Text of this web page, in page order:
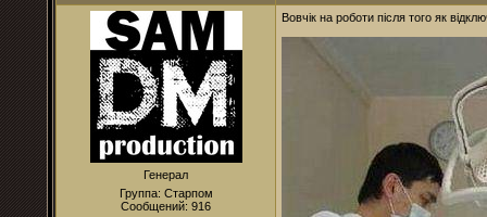
Генерал
Группа: Старпом
Сообщений: 916
Вовчік на роботи після того як